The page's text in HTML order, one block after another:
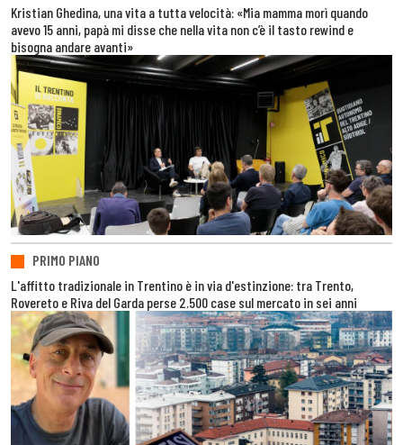
Kristian Ghedina, una vita a tutta velocità: «Mia mamma morì quando
avevo 15 anni, papà mi disse che nella vita non c’è il tasto rewind e
bisogna andare avanti»
PRIMO PIANO
L'affitto tradizionale in Trentino è in via d'estinzione: tra Trento,
Rovereto e Riva del Garda perse 2.500 case sul mercato in sei anni